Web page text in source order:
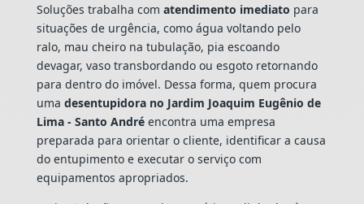
Soluções trabalha com atendimento imediato para
situações de urgência, como água voltando pelo
ralo, mau cheiro na tubulação, pia escoando
devagar, vaso transbordando ou esgoto retornando
para dentro do imóvel. Dessa forma, quem procura
uma desentupidora no Jardim Joaquim Eugênio de
Lima - Santo Andréencontra uma empresa
preparada para orientar o cliente, identificar a causa
do entupimento e executar o serviço com
equipamentos apropriados.